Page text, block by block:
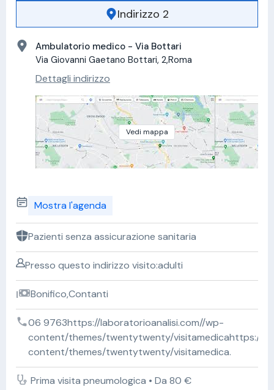
Indirizzo 2
Ambulatorio medico - Via Bottari
Via Giovanni Gaetano Bottari, 2,Roma
Dettagli indirizzo
Vedi mappa
Mostra l'agenda
Pazienti senza assicurazione sanitaria
Presso questo indirizzo visito:adulti
Bonifico,Contanti
06 9763https://laboratorioanalisi.com//wp-
content/themes/twentytwenty/visitamedicahttps://
content/themes/twentytwenty/visitamedica.
Prima visita pneumologica • Da 80 €